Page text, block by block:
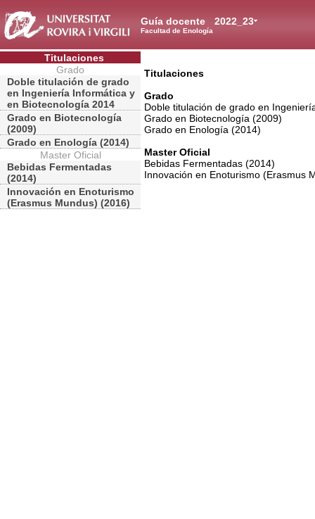
2022_23
Guía docente
Facultad de Enología
Titulaciones
Grado
Doble titulación de grado
en Ingeniería Informática y
en Biotecnología 2014
Grado en Biotecnología
(2009)
Grado en Enología (2014)
Master Oficial
Bebidas Fermentadas
(2014)
Innovación en Enoturismo
(Erasmus Mundus) (2016)
Titulaciones
Grado
Doble titulación de grado en
Grado en Biotecnología (2009)
Grado en Enología (2014)
Master Oficial
Bebidas Fermentadas (2014)
Innovación en Enoturismo (Erasmus